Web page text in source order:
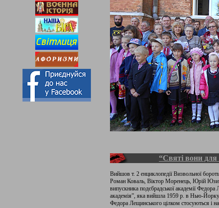
“Святі вони для
Вийшов т. 2 енциклопедії Визвольної
Роман Коваль, Віктор Моренець, Юрій
випускника подєбрадської академії
академія”, яка вийшла 1959 р. в Нью-Йорку
Федора Лещинського цілком стосуються і